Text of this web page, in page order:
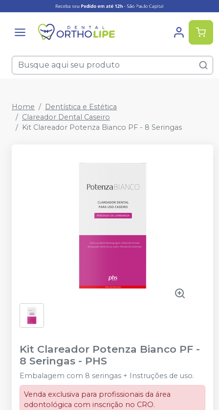
Home
Dentística e Estética
Clareador Dental Caseiro
Kit Clareador Potenza Bianco PF - 8 Seringas
Kit Clareador Potenza Bianco PF -
8 Seringas - PHS
Embalagem com 8 seringas + Instruções de uso.
Venda exclusiva para profissionais da área
odontológica com inscrição no CRO.